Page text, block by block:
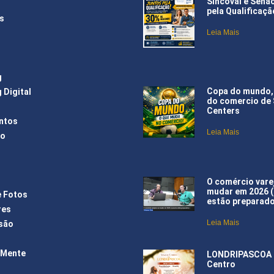
Digital
Fotos
pela
Leia Mais
Copa do
do comercio de
Centers
Leia Mais
O comércio
mudar em 2026
estão
Leia Mais
Centro